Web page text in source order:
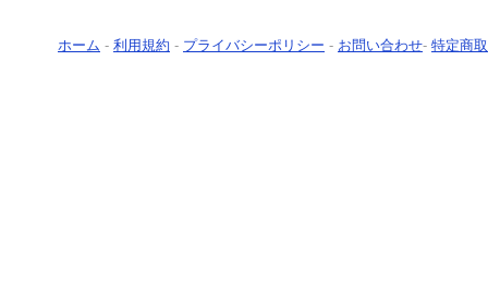
ホーム - 利用規約 - プライバシーポリシー - お問い合わせ- 特定商